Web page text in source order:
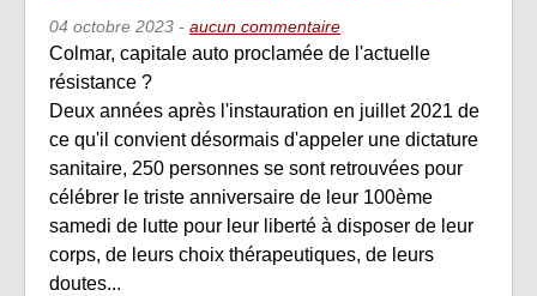
04 octobre 2023 - aucun commentaire
Colmar, capitale auto proclamée de l'actuelle
résistance ?
Deux années après l'instauration en juillet 2021 de
ce qu'il convient désormais d'appeler une dictature
sanitaire, 250 personnes se sont retrouvées pour
célébrer le triste anniversaire de leur 100ème
samedi de lutte pour leur liberté à disposer de leur
corps, de leurs choix thérapeutiques, de leurs
doutes...